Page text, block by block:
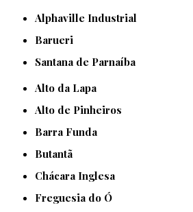
Alphaville Industrial
Barueri
Santana de Parnaíba
Alto da Lapa
Alto de Pinheiros
Barra Funda
Butantã
Chácara Inglesa
Freguesia do Ó